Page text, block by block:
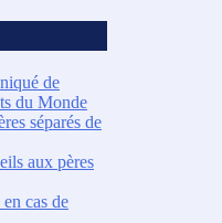
de
du Monde
séparés de
aux pères
cas de